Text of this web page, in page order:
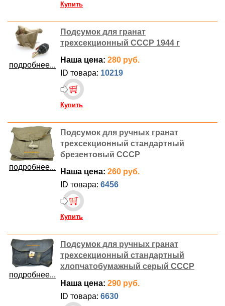
Купить
подробнее...
Подсумок для гранат
трехсекционный СССР 1944 г
Наша цена: 280 руб.
ID товара: 10219
Купить
подробнее...
Подсумок для ручных гранат
трехсекционный стандартный
брезентовый СССР
Наша цена: 260 руб.
ID товара: 6456
Купить
подробнее...
Подсумок для ручных гранат
трехсекционный стандартный
хлопчатобумажный серый СССР
Наша цена: 290 руб.
ID товара: 6630